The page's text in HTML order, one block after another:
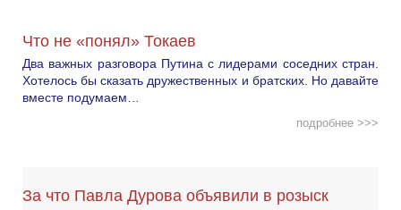
Что не «понял» Токаев
Два важных разговора Путина с лидерами соседних стран.
Хотелось бы сказать дружественных и братских. Но давайте
вместе подумаем…
подробнее >>>
За что Павла Дурова объявили в розыск